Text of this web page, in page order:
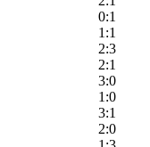
0:1
1:1
2:3
2:1
3:0
1:0
3:1
2:0